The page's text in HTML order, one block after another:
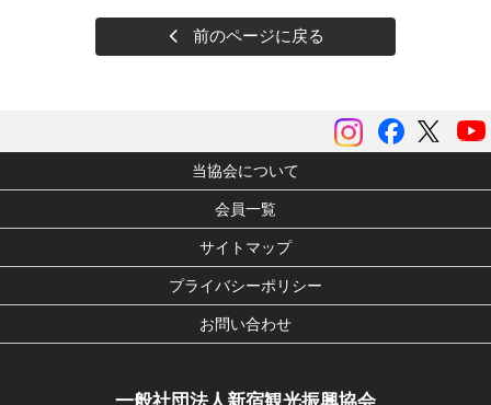
前のページに戻る
ツイ
Facebook
instagram
当協会について
会員一覧
サイトマップ
プライバシーポリシー
お問い合わせ